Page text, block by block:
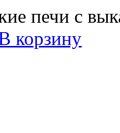
печи с
корзину